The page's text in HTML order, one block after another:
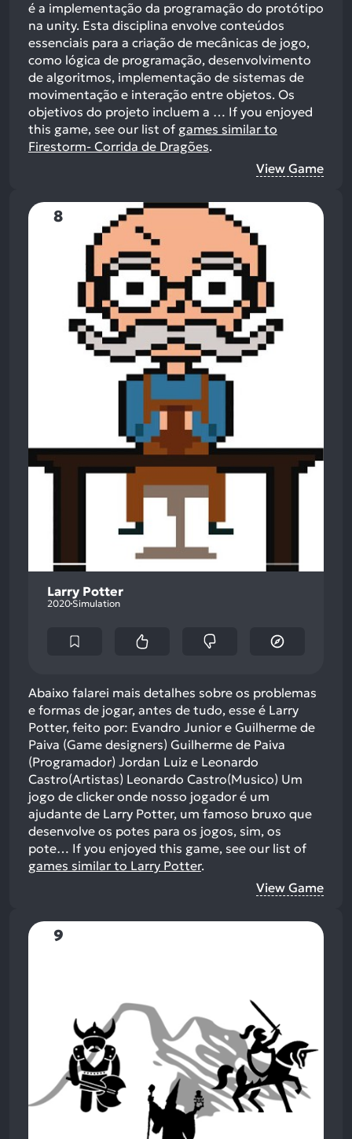
é a implementação da programação do protótipo
na unity. Esta disciplina envolve conteúdos
essenciais para a criação de mecânicas de jogo,
como lógica de programação, desenvolvimento
de algoritmos, implementação de sistemas de
movimentação e interação entre objetos. Os
objetivos do projeto incluem a … If you enjoyed
this game, see our list of games similar to
Firestorm- Corrida de Dragões.
View Game
8
Larry Potter
2020 Simulation
Abaixo falarei mais detalhes sobre os problemas
e formas de jogar, antes de tudo, esse é Larry
Potter, feito por: Evandro Junior e Guilherme de
Paiva (Game designers) Guilherme de Paiva
(Programador) Jordan Luiz e Leonardo
Castro(Artistas) Leonardo Castro(Musico) Um
jogo de clicker onde nosso jogador é um
ajudante de Larry Potter, um famoso bruxo que
desenvolve os potes para os jogos, sim, os
pote… If you enjoyed this game, see our list of
games similar to Larry Potter.
View Game
9